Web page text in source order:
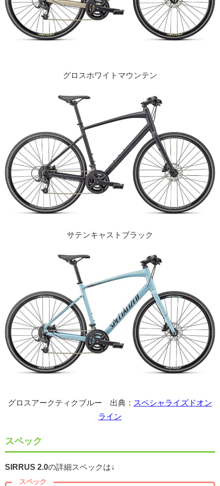
グロスホワイトマウンテン
サテンキャストブラック
グロスアークティクブルー 出典： スペシャライズドオン
ライン
スペック
SIRRUS 2.0の詳細スペックは↓
スペック